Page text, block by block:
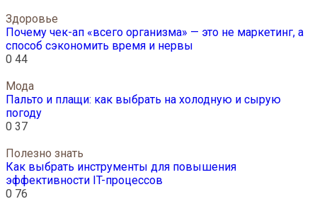
Здоровье
Почему чек-ап «всего организма» — это не маркетинг, а
способ сэкономить время и нервы
0 44
Мода
Пальто и плащи: как выбрать на холодную и сырую
погоду
0 37
Полезно знать
Как выбрать инструменты для повышения
эффективности IT-процессов
0 76